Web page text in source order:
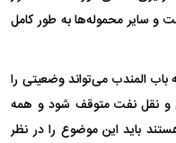
و سایر محموله‌ها به طور کامل
المندب می‌تواند وضعیتی را
و نقل نفت متوقف شود و همه
باید این موضوع را در نظر